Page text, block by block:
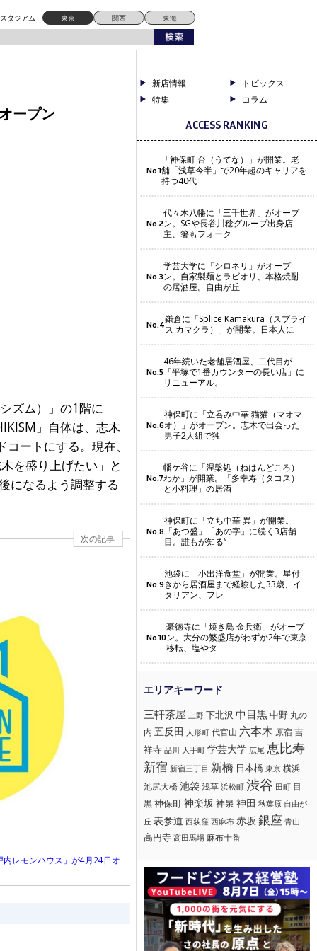
タジアム」 東京 関西 東海
ープン
ズム）」の1階に
」自体は、志木
ートにする。現在、
を盛り上げたい」と
になるよう調整する
次の記事
レモンハウス」が4月24日オ
新店情報
トピックス
特集
コラム
ACCESS RANKING
No.1
「神保町 台（うてな）」が開業。老
舗「浅草今半」で20年超のキャリアを
持つ40代
No.2
代々木八幡に「三千世界」がオープ
ン。SGや長谷川稔グループ出身店
主、箸もフォーク
No.3
学芸大学に「シロネリ」がオープ
ン。自家製麺とラビオリ、本格焼酎
の居酒屋。自由が丘
No.4鎌倉に「Splice Kamakura（スプライ
ス カマクラ）」が開業。日本人に
No.5
46年続いた老舗居酒屋、二代目が
「平塚で1番カウンターの長い店」に
リニューアル。
No.6
神保町に「立呑み中華 猫猫（マオマ
オ）」がオープン。志木で出会った
男子2人組で独
No.7
幡ケ谷に「涅槃処（ねはんどころ）
わか」が開業。「多幸寿（タコス）
と小料理」の居酒
No.8
神保町に「立ち中華 異」が開業。
「あつ盛」「あの字」に続く3店舗
目。誰もが知る“
No.9
池袋に「小出洋食堂」が開業。星付
きから居酒屋まで経験した33歳、イ
タリアン、フレ
No.10
豪徳寺に「焼き鳥 金兵衛」がオープ
ン。大分の繁盛店がわずか2年で東京
移転、塩やタ
三軒茶屋 上野 下北沢 中目黒中野 丸の
内 五反田 人形町 代官山 六本木 原宿 吉
祥寺 品川 大手町 学芸大学 広尾 恵比寿
新宿 新宿三丁目 新橋 日本橋 東京 横浜
池尻大橋 池袋浅草 浜松町 渋谷 田町 目
黒神保町神楽坂 神泉 神田 秋葉原 自由が
丘 表参道 西荻窪 西麻布 赤坂 銀座 青山
高円寺 高田馬場 麻布十番